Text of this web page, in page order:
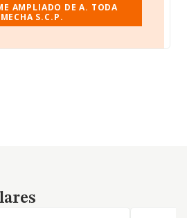
AMPLIADO DE A. TODA
MECHA S.C.P.